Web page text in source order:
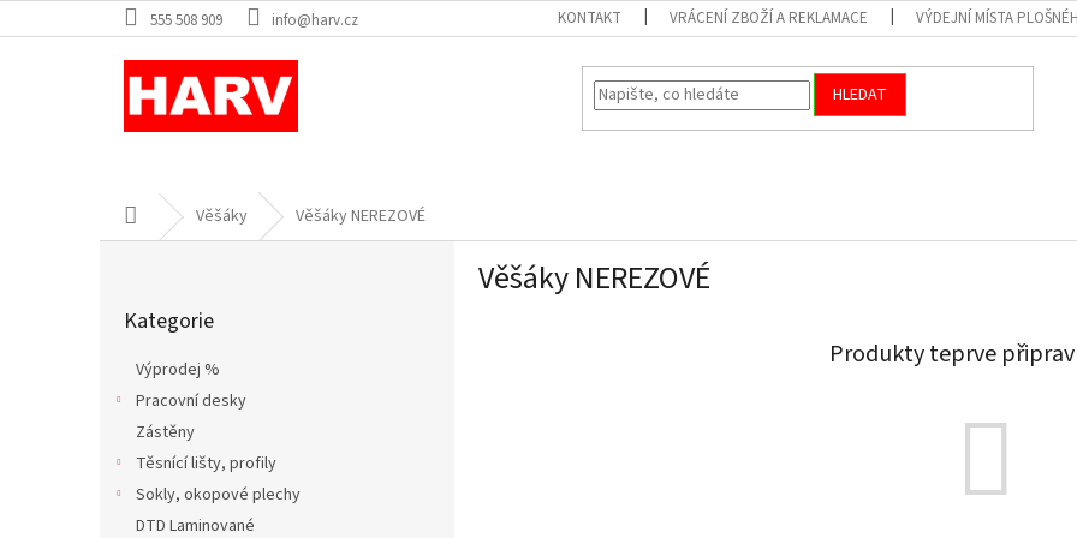
na
555 508 909 info@harv.cz KONTAKT VRÁCENÍ ZBOŽÍ A REKLAMACE VÝDEJNÍ MÍSTA
HLEDAT
Domů Věšáky Věšáky NEREZOVÉ
kategorie
Kategorie
Výprodej %
Pracovní desky
Zástěny
Těsnící lišty, profily
Sokly, okopové plechy
DTD Laminované
Věšáky NEREZOVÉ
Produkty teprve